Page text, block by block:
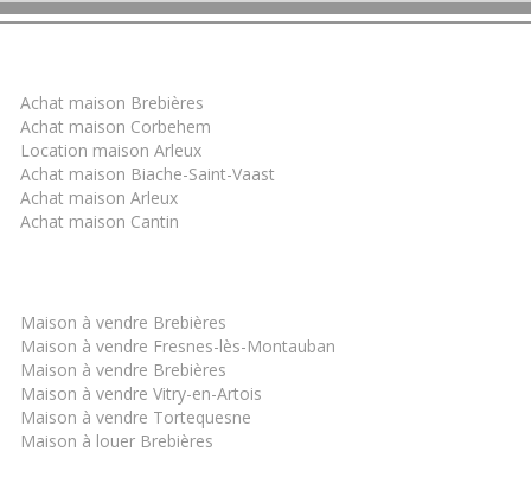
Achat maison Brebières
Achat maison Corbehem
Location maison Arleux
Achat maison Biache-Saint-Vaast
Achat maison Arleux
Achat maison Cantin
Maison à vendre Brebières
Maison à vendre Fresnes-lès-Montauban
Maison à vendre Brebières
Maison à vendre Vitry-en-Artois
Maison à vendre Tortequesne
Maison à louer Brebières